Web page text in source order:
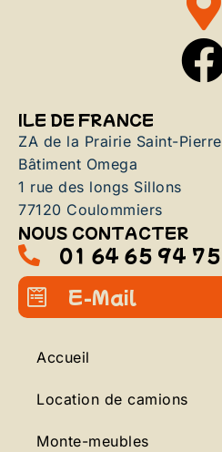
ILE DE FRANCE
ZA de la Prairie Saint-Pierre
Bâtiment Omega
1 rue des longs Sillons
77120 Coulommiers
NOUS CONTACTER
01 64 65 94 75
E-Mail
Accueil
Location de camions
Monte-meubles